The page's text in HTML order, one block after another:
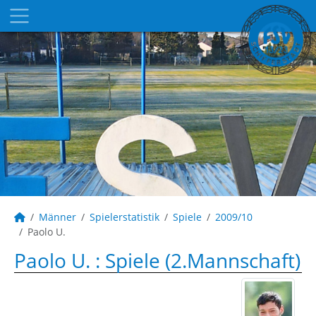
Männer Spielerstatistik Spiele
2009/10
Paolo U.
Paolo U. : Spiele (2.Mannschaft)